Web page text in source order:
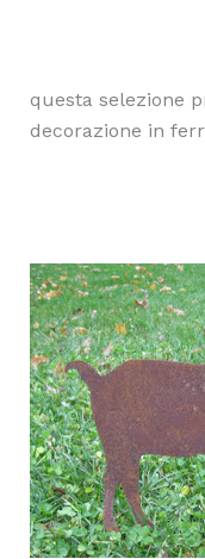
questa selezione
decorazione in